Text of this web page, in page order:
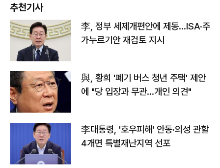
추천기사
李, 정부 세제개편안에 제동…ISA·주
가누르기안 재검토 지시
與, 황희 '폐기 버스 청년 주택' 제안
에 "당 입장과 무관…개인 의견"
李대통령, '호우피해' 안동·의성 관할
4개면 특별재난지역 선포